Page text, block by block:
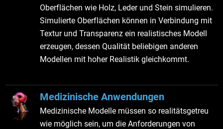
Oberflächen wie Holz, Leder und Stein simulieren.
Simulierte Oberflächen können in Verbindung mit
Textur und Transparenz ein realistisches Modell
erzeugen, dessen Qualität beliebigen anderen
Modellen mit hoher Realistik gleichkommt.
Medizinische Anwendungen
Medizinische Modelle müssen so realitätsgetreu
wie möglich sein, um die Anforderungen von